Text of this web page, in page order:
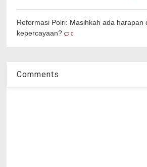
Reformasi Polri: Masihkah ada harapan
kepercayaan?
0
Comments